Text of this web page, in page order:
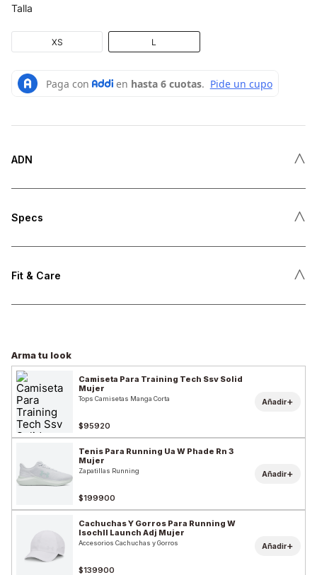
Talla
XS L
ADN ˄
Specs ˄
Fit & Care ˄
Arma tu look
Camiseta Para Training Tech Ssv Solid
Mujer
Tops Camisetas Manga Corta
$95920
Añadir+
Tenis Para Running Ua W Phade Rn 3
Mujer
Zapatillas Running
$199900
Añadir+
Cachuchas Y Gorros Para Running W
Isochll Launch Adj Mujer
Accesorios Cachuchas y Gorros
$139900
Añadir+